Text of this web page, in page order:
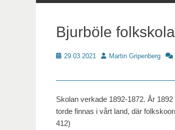
Bjurböle
Publicerat
29.03.2021 Författare
Martin Gripenberg
Skolan verkade 1892-1872. År
torde finnas i vårt land, där
412)